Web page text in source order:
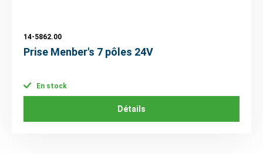
14-5862.00
Prise Menber's 7 pôles 24V
En stock
Détails